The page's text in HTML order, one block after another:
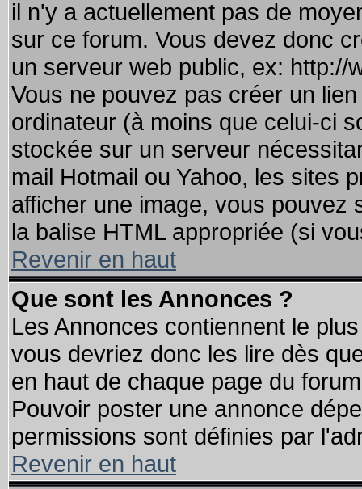
il n'y a actuellement pas de
sur ce forum. Vous devez donc
un serveur web public, ex: http://
Vous ne pouvez pas créer un
ordinateur (à moins que celui-ci
stockée sur un serveur
mail Hotmail ou Yahoo, les sites
afficher une image, vous pouvez
la balise HTML appropriée (si
Revenir en haut
Que sont les Annonces ?
Les Annonces contiennent le
vous devriez donc les lire dès
en haut de chaque page du
Pouvoir poster une annonce
permissions sont définies par
Revenir en haut